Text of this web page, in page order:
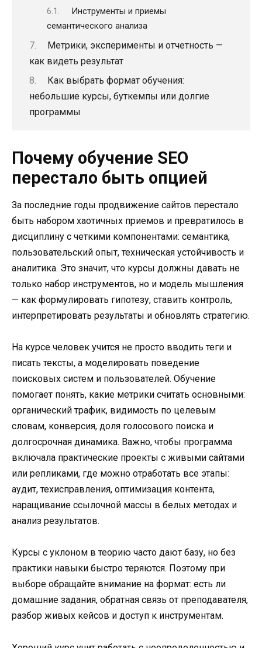
Инструменты и приемы
семантического анализа
Метрики, эксперименты и отчетность —
как видеть результат
Как выбрать формат обучения:
небольшие курсы, буткемпы или долгие
программы
Почему обучение SEO
перестало быть опцией
За последние годы продвижение сайтов перестало
быть набором хаотичных приемов и превратилось в
дисциплину с четкими компонентами: семантика,
пользовательский опыт, техническая устойчивость и
аналитика. Это значит, что курсы должны давать не
только набор инструментов, но и модель мышления
— как формулировать гипотезу, ставить контроль,
интерпретировать результаты и обновлять стратегию.
На курсе человек учится не просто вводить теги и
писать тексты, а моделировать поведение
поисковых систем и пользователей. Обучение
помогает понять, какие метрики считать основными:
органический трафик, видимость по целевым
словам, конверсия, доля голосового поиска и
долгосрочная динамика. Важно, чтобы программа
включала практические проекты с живыми сайтами
или репликами, где можно отработать все этапы:
аудит, техисправления, оптимизация контента,
наращивание ссылочной массы в белых методах и
анализ результатов.
Курсы с уклоном в теорию часто дают базу, но без
практики навыки быстро теряются. Поэтому при
выборе обращайте внимание на формат: есть ли
домашние задания, обратная связь от преподавателя,
разбор живых кейсов и доступ к инструментам.